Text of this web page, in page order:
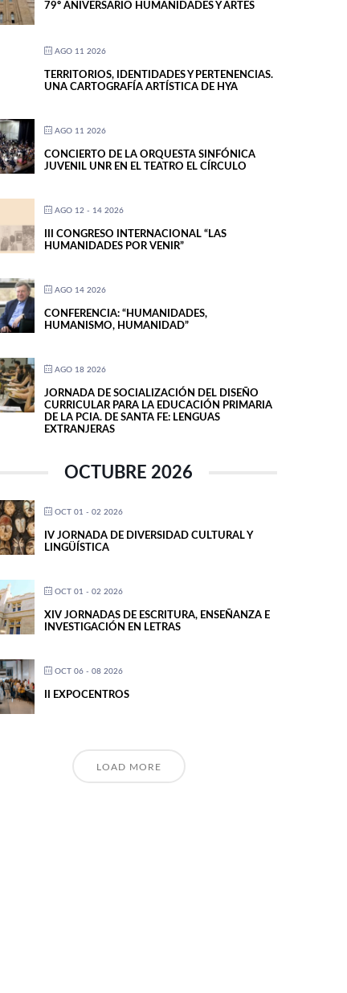
79º ANIVERSARIO HUMANIDADES Y ARTES
AGO 11 2026
TERRITORIOS, IDENTIDADES Y PERTENENCIAS.
UNA CARTOGRAFÍA ARTÍSTICA DE HYA
AGO 11 2026
CONCIERTO DE LA ORQUESTA SINFÓNICA
JUVENIL UNR EN EL TEATRO EL CÍRCULO
AGO 12 - 14 2026
III CONGRESO INTERNACIONAL “LAS
HUMANIDADES POR VENIR”
AGO 14 2026
CONFERENCIA: “HUMANIDADES,
HUMANISMO, HUMANIDAD”
AGO 18 2026
JORNADA DE SOCIALIZACIÓN DEL DISEÑO
CURRICULAR PARA LA EDUCACIÓN PRIMARIA
DE LA PCIA. DE SANTA FE: LENGUAS
EXTRANJERAS
OCTUBRE 2026
OCT 01 - 02 2026
IV JORNADA DE DIVERSIDAD CULTURAL Y
LINGÜÍSTICA
OCT 01 - 02 2026
XIV JORNADAS DE ESCRITURA, ENSEÑANZA E
INVESTIGACIÓN EN LETRAS
OCT 06 - 08 2026
II EXPOCENTROS
LOAD MORE